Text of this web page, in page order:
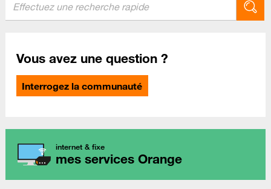
Vous avez une question ?
Interrogez la communauté
internet & fixe
mes services Orange